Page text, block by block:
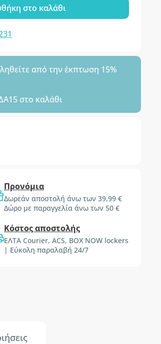
στο καλάθι
από την έκπτωση 15%
στο καλάθι
Προνόμια
Δωρεάν αποστολή άνω των 39,99 €
Δώρο με παραγγελία άνω των 50 €
Κόστος αποστολής
ΕΛΤΑ Courier, ACS, BOX NOW lockers
| Εύκολη παραλαβή 24/7